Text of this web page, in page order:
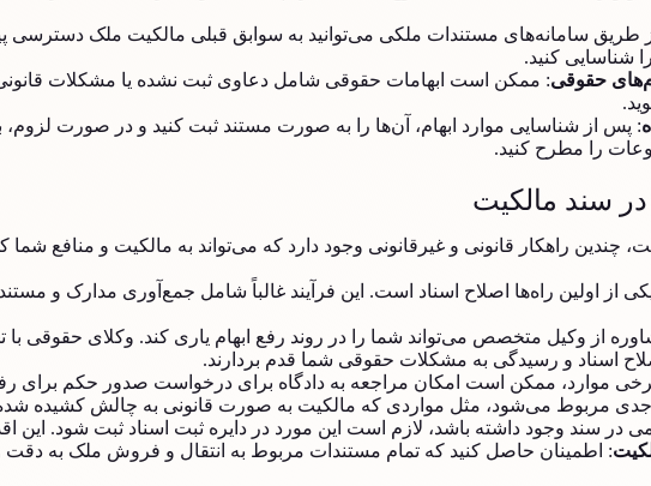
طریق سامانه‌های مستندات ملکی می‌توانید به سوابق قبلی مالکیت ملک دسترسی
شناسایی کنید.
حقوقی: ممکن است ابهامات حقوقی شامل دعاوی ثبت نشده یا مشکلات قانونی
: پس از شناسایی موارد ابهام، آن‌ها را به صورت مستند ثبت کنید و در صورت
را مطرح کنید.
در سند مالکیت
چندین راهکار قانونی و غیرقانونی وجود دارد که می‌تواند به مالکیت و منافع شما
یکی از اولین راه‌ها اصلاح اسناد است. این فرآیند غالباً شامل جمع‌آوری مدارک و
از وکیل متخصص می‌تواند شما را در روند رفع ابهام یاری کند. وکلای حقوقی
اسناد و رسیدگی به مشکلات حقوقی شما قدم بردارند.
موارد، ممکن است امکان مراجعه به دادگاه برای درخواست صدور حکم برای رفع
جدی مربوط می‌شود، مثل مواردی که مالکیت به صورت قانونی به چالش کشیده
در سند وجود داشته باشد، لازم است این مورد در دایره ثبت اسناد ثبت شود.
: اطمینان حاصل کنید که تمام مستندات مربوط به انتقال و فروش ملک به دقت